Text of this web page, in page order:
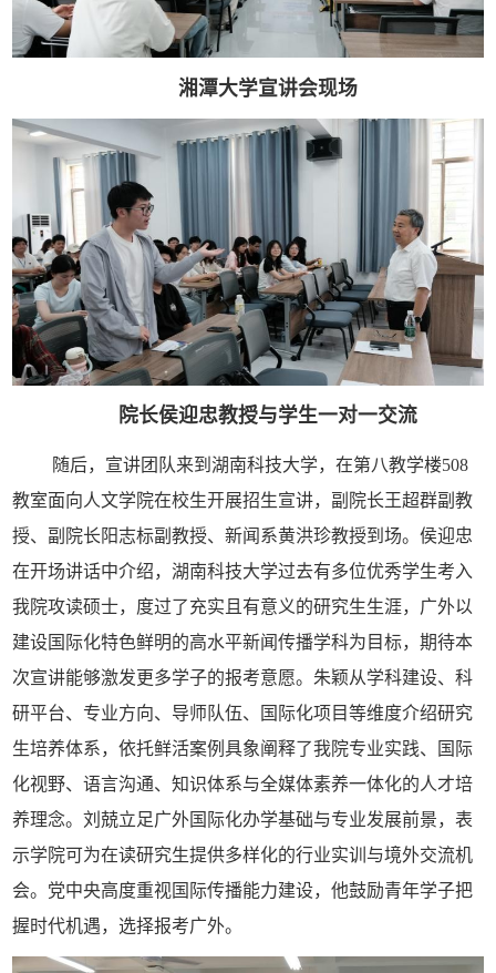
湘潭大学宣讲会现场
院长侯迎忠教授与学生一对一交流
随后，宣讲团队来到湖南科技大学，在第八教学楼508
教室面向人文学院在校生开展招生宣讲，副院长王超群副教
授、副院长阳志标副教授、新闻系黄洪珍教授到场。侯迎忠
在开场讲话中介绍，湖南科技大学过去有多位优秀学生考入
我院攻读硕士，度过了充实且有意义的研究生生涯，广外以
建设国际化特色鲜明的高水平新闻传播学科为目标，期待本
次宣讲能够激发更多学子的报考意愿。朱颖从学科建设、科
研平台、专业方向、导师队伍、国际化项目等维度介绍研究
生培养体系，依托鲜活案例具象阐释了我院专业实践、国际
化视野、语言沟通、知识体系与全媒体素养一体化的人才培
养理念。刘兢立足广外国际化办学基础与专业发展前景，表
示学院可为在读研究生提供多样化的行业实训与境外交流机
会。党中央高度重视国际传播能力建设，他鼓励青年学子把
握时代机遇，选择报考广外。